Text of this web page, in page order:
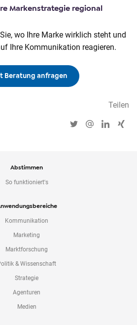
Markenstrategie regional
wo Ihre Marke wirklich steht und
Ihre Kommunikation reagieren.
Beratung anfragen
Teilen
Abstimmen
So funktioniert's
Kommunikation
Marketing
Marktforschung
& Wissenschaft
Strategie
Agenturen
Medien